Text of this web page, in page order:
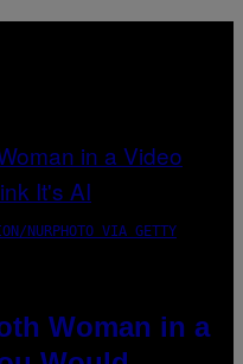
NURPHOTO VIA GETTY
Woman in a